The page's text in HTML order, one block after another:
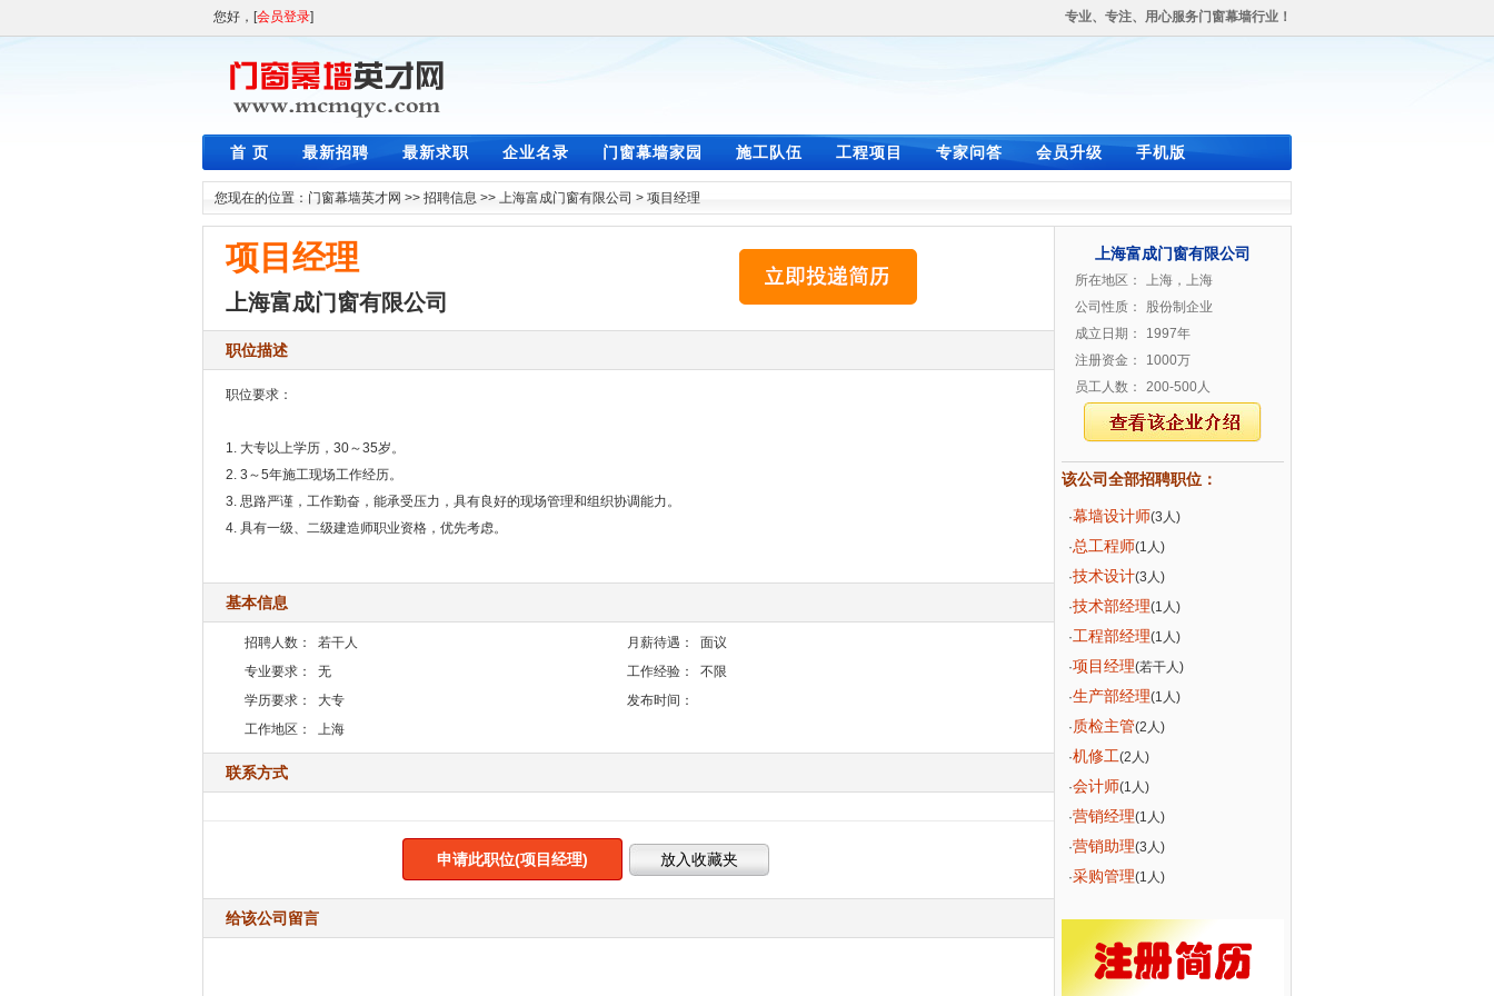
您好，[会员登录] 专业、专注、用心服务门窗幕墙行业！
首 页 最新招聘 最新求职 企业名录 门窗幕墙家园 施工队伍 工程项目 专家问答 会员升级 手机版
您现在的位置： 门窗幕墙英才网 >> 招聘信息 >> 上海富成门窗有限公司 > 项目经理
项目经理
上海富成门窗有限公司
职位描述
职位要求：
1. 大专以上学历，30～35岁。
2. 3～5年施工现场工作经历。
3. 思路严谨，工作勤奋，能承受压力，具有良好的现场管理和组织协调能力。
4. 具有一级、二级建造师职业资格，优先考虑。
基本信息
招聘人数： 若干人 月薪待遇：
面议
专业要求：
无 工作经验：
不限
学历要求：
大专
发布时间：
工作地区：
上海
联系方式
申请此职位(项目经理)
给该公司留言
上海富成门窗有限公司
所在地区：
上海，上海
公司性质：
股份制企业
成立日期：
1997年
注册资金：
1000万
员工人数：
200-500人
该公司全部招聘职位：
·幕墙设计师(3人)
·总工程师(1人)
·技术设计(3人)
·技术部经理(1人)
·工程部经理(1人)
·项目经理(若干人)
·生产部经理(1人)
· 质检主管(2人)
·机修工(2人)
·会计师(1人)
·营销经理(1人)
·营销助理(3人)
·采购管理(1人)